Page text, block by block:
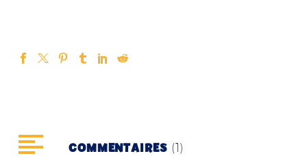
COMMENTAIRES (1)